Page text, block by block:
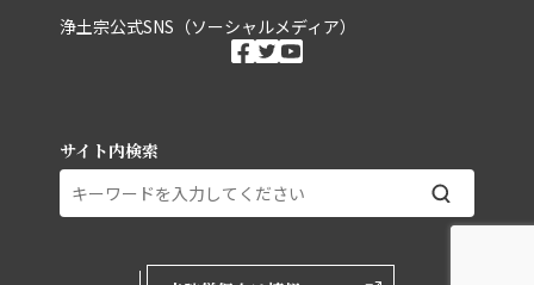
浄土宗公式SNS（ソーシャルメディア）
ソーシャルメディ
facebook
twitter
サイト内検索